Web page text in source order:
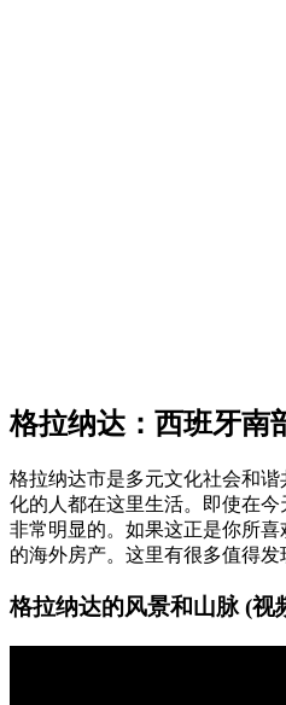
格拉纳达：西班牙南
格拉纳达市是多元文化社会和
化的人都在这里生活。即使在
非常明显的。如果这正是你所
的海外房产。这里有很多值得发
格拉纳达的风景和山脉 (视